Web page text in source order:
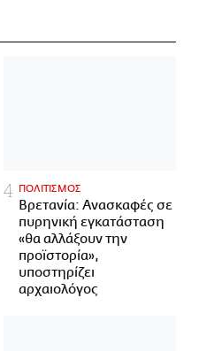
ΠΟΛΙΤΙΣΜΟΣ
Βρετανία: Ανασκαφές σε
πυρηνική εγκατάσταση
«θα αλλάξουν την
προϊστορία»,
υποστηρίζει
αρχαιολόγος